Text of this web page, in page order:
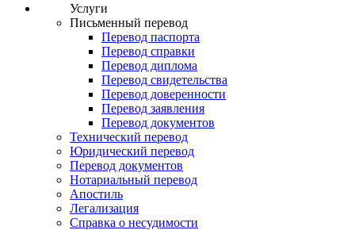
Услуги
Письменный перевод
Перевод паспорта
Перевод справки
Перевод диплома
Перевод свидетельства
Перевод доверенности
Перевод заявления
Перевод документов
Технический перевод
Юридический перевод
Перевод документов
Нотариальный перевод
Апостиль
Легализация
Справка о несудимости